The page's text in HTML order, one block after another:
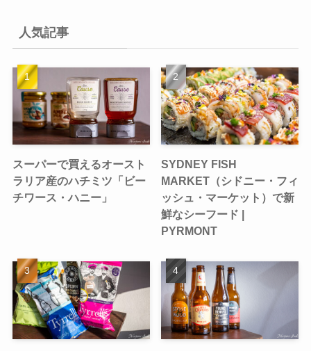
人気記事
スーパーで買えるオースト
ラリア産のハチミツ「ビー
チワース・ハニー」
SYDNEY FISH
MARKET（シドニー・フィ
ッシュ・マーケット）で新
鮮なシーフード |
PYRMONT